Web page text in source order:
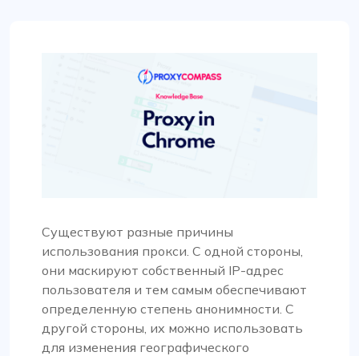
Существуют разные причины
использования прокси. С одной стороны,
они маскируют собственный IP-адрес
пользователя и тем самым обеспечивают
определенную степень анонимности. С
другой стороны, их можно использовать
для изменения географического